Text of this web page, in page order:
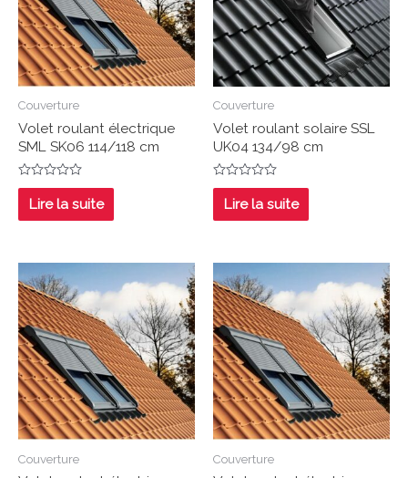
Couverture
Volet roulant électrique
SML SK06 114/118 cm
Note
sur
5
Lire la suite
Couverture
Volet roulant solaire SSL
UK04 134/98 cm
Note
sur
5
Lire la suite
Couverture Couverture